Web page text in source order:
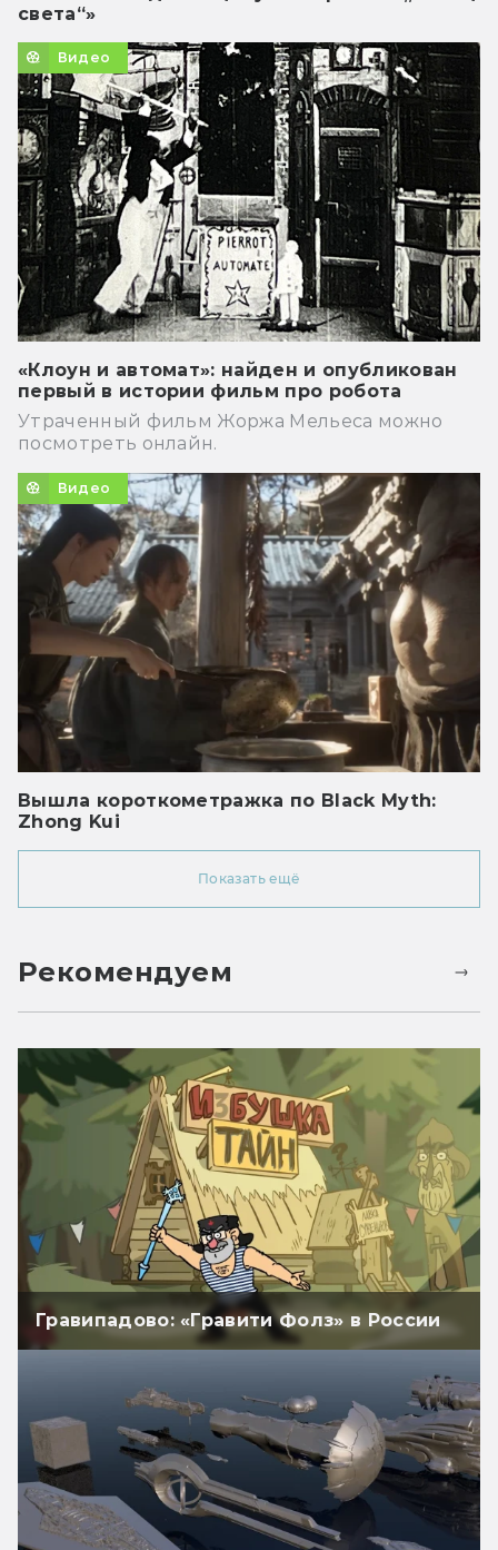
света“»
Видео
«Клоун и автомат»: найден и опубликован
первый в истории фильм про робота
Утраченный фильм Жоржа Мельеса можно
посмотреть онлайн.
Видео
Вышла короткометражка по Black Myth:
Zhong Kui
Показать ещё
Рекомендуем
Гравипадово: «Гравити Фолз» в России